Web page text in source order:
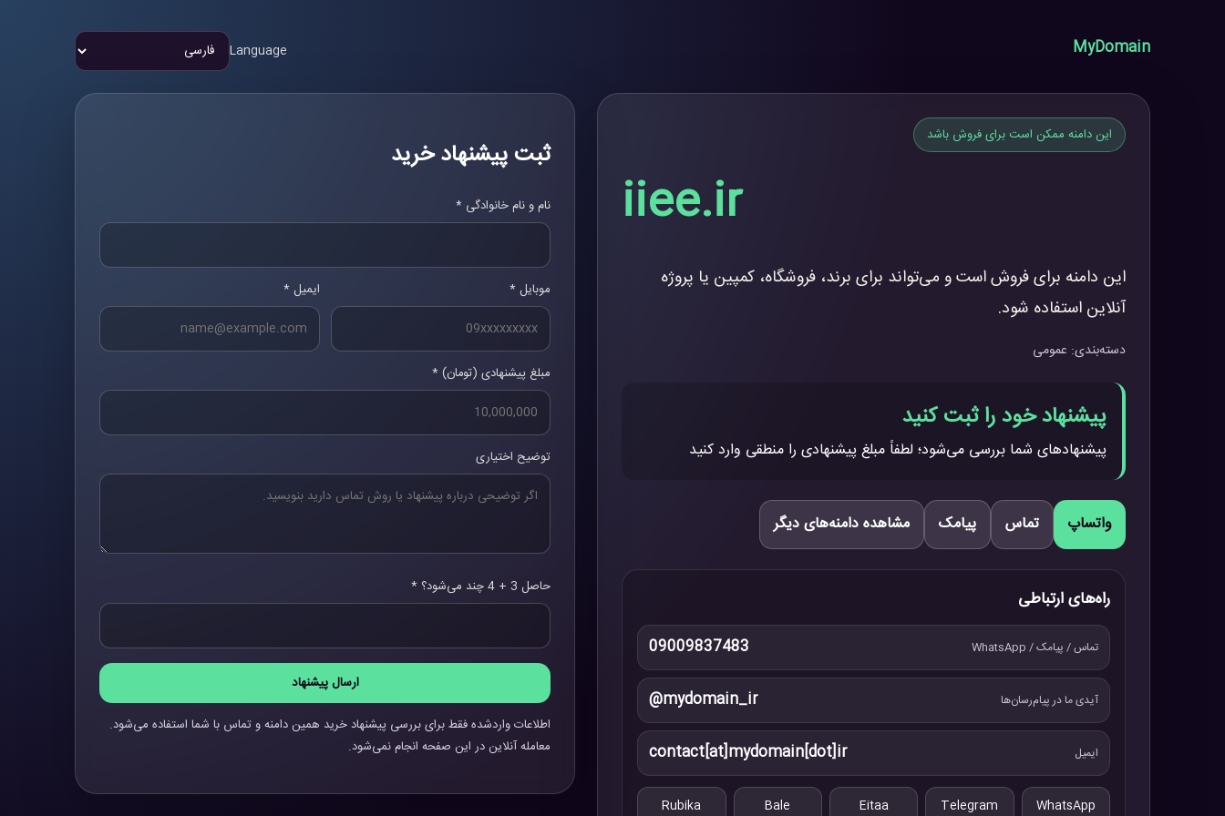
MyDomain
Language
این دامنه ممکن است برای فروش باشد
iiee.ir
این دامنه برای فروش است و می‌تواند برای برند، فروشگاه، کمپین یا پروژه
آنلاین استفاده شود.
دسته‌بندی: عمومی
پیشنهاد خود را ثبت کنید
پیشنهادهای شما بررسی می‌شود؛ لطفاً مبلغ پیشنهادی را منطقی وارد کنید
واتساپ تماس پیامک مشاهده دامنه‌های دیگر
راه‌های ارتباطی
تماس / پیامک / WhatsApp 09009837483
آیدی ما در پیام‌رسان‌ها @mydomain_ir
ایمیل contact[at]mydomain[dot]ir
WhatsApp
Telegram
Eitaa
Bale
Rubika
ثبت پیشنهاد خرید
نام و نام خانوادگی *
موبایل * ایمیل *
مبلغ پیشنهادی (تومان) *
توضیح اختیاری
حاصل 3 + 4 چند می‌شود؟ *
ارسال پیشنهاد
اطلاعات واردشده فقط برای بررسی پیشنهاد خرید همین دامنه و تماس با شما استفاده می‌شود.
معامله آنلاین در این صفحه انجام نمی‌شود.